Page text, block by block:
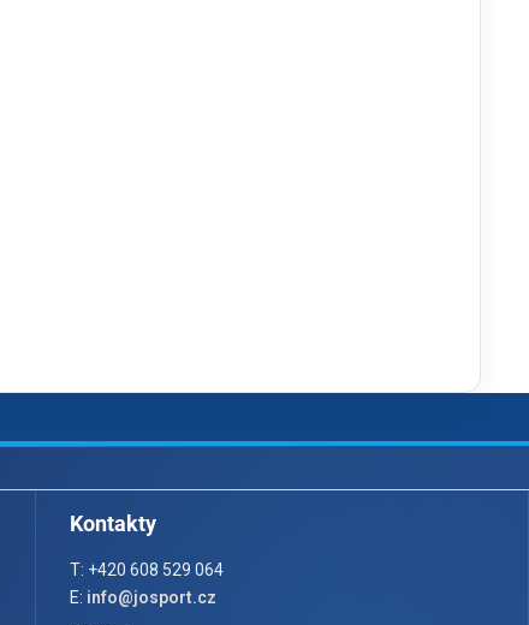
Kontakty
T: +420 608 529 064
E: info@josport.cz